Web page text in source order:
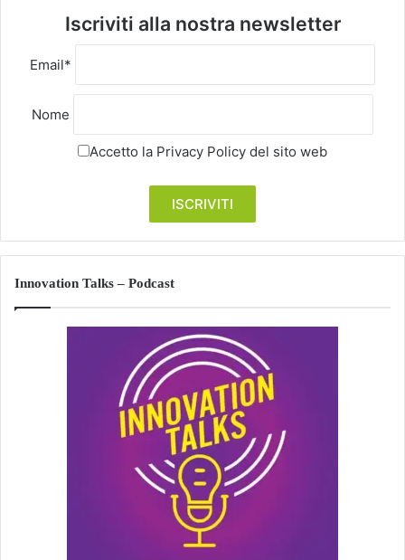
Iscriviti alla nostra newsletter
Email*
Nome
Accetto la Privacy Policy del sito web
Innovation Talks – Podcast